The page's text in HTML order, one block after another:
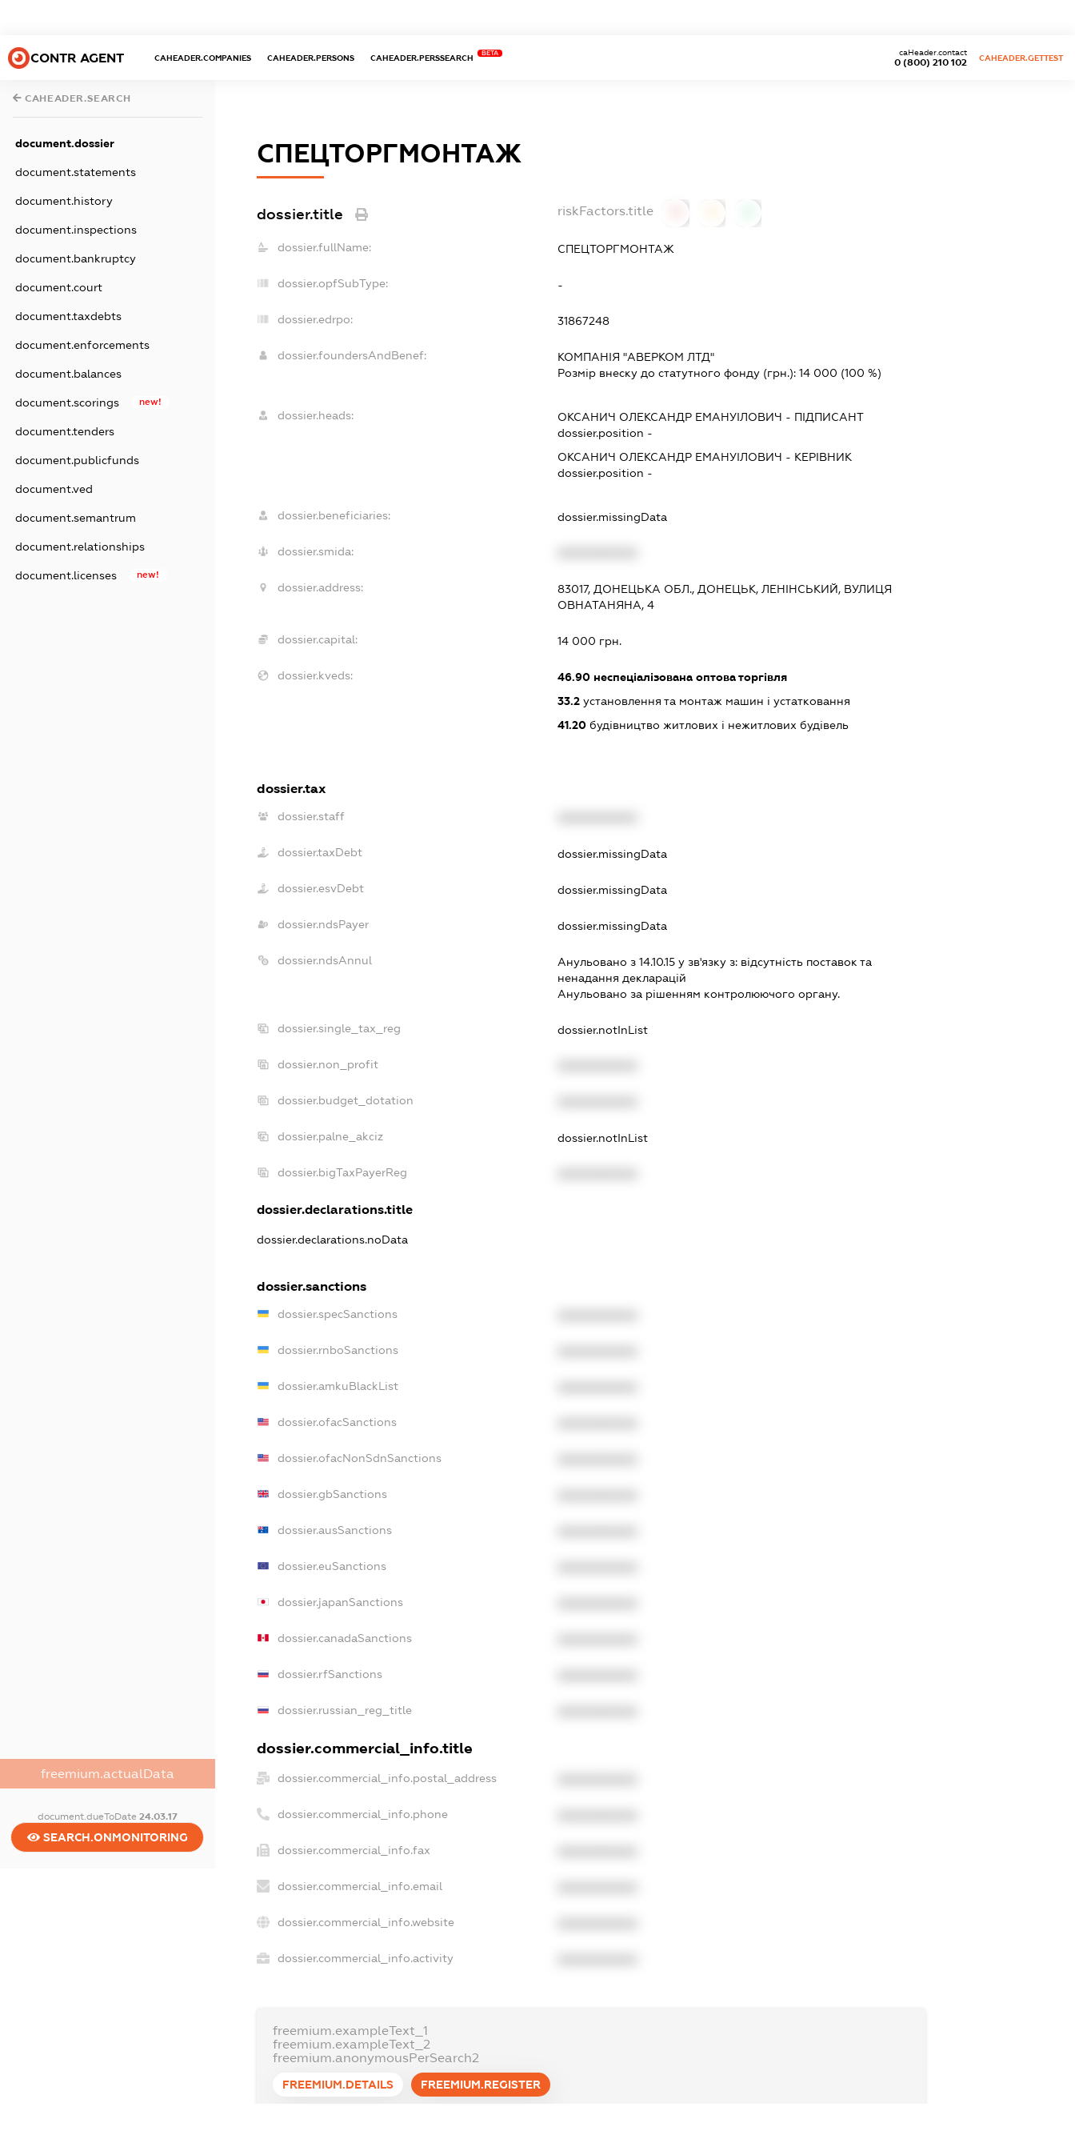
CONTR AGENT CAHEADER.COMPANIES CAHEADER.PERSONS CAHEADER.PERSSEARCH
BETA
0 (800) 210 102
caHeader.contact
CAHEADER.GETTEST
CAHEADER.SEARCH
document.dossier
document.statements
document.history
document.inspections
document.bankruptcy
document.court
document.taxdebts
document.enforcements
document.balances
document.scorings new!
document.tenders
document.publicfunds
document.ved
document.semantrum
document.relationships
document.licenses new!
freemium.actualData
document.dueToDate 24.03.17
SEARCH.ONMONITORING
СПЕЦТОРГМОНТАЖ
dossier.title riskFactors.title
dossier.fullName: СПЕЦТОРГМОНТАЖ
dossier.opfSubType: -
dossier.edrpo: 31867248
dossier.foundersAndBenef:
КОМПАНІЯ "АВЕРКОМ ЛТД"
Розмір внеску до статутного фонду (грн.):14 000 (100 %)
dossier.heads: ОКСАНИЧ ОЛЕКСАНДР ЕМАНУІЛОВИЧ - ПІДПИСАНТ
dossier.position -
ОКСАНИЧ ОЛЕКСАНДР ЕМАНУІЛОВИЧ - КЕРІВНИК
dossier.position -
dossier.beneficiaries: dossier.missingData
dossier.smida:
dossier.address:
83017, ДОНЕЦЬКА ОБЛ., ДОНЕЦЬК, ЛЕНІНСЬКИЙ, ВУЛИЦЯ
ОВНАТАНЯНА, 4
dossier.capital: 14 000 грн.
dossier.kveds: 46.90 неспеціалізована оптова торгівля
33.2 установлення та монтаж машин і устатковання
41.20 будівництво житлових і нежитлових будівель
dossier.tax
dossier.staff
dossier.taxDebt dossier.missingData
dossier.esvDebt dossier.missingData
dossier.ndsPayer dossier.missingData
dossier.ndsAnnul Анульовано з 14.10.15 у зв'язку з: вiдсутнiсть поставок та
ненадання декларацiй
Анульовано за рiшенням контролюючого органу.
dossier.single_tax_reg dossier.notInList
dossier.non_profit
dossier.budget_dotation
dossier.palne_akciz dossier.notInList
dossier.bigTaxPayerReg
dossier.declarations.title
dossier.declarations.noData
dossier.sanctions
dossier.specSanctions
dossier.rnboSanctions
dossier.amkuBlackList
dossier.ofacSanctions
dossier.ofacNonSdnSanctions
dossier.gbSanctions
dossier.ausSanctions
dossier.euSanctions
dossier.japanSanctions
dossier.canadaSanctions
dossier.rfSanctions
dossier.russian_reg_title
dossier.commercial_info.title
dossier.commercial_info.postal_address
dossier.commercial_info.phone
dossier.commercial_info.fax
dossier.commercial_info.email
dossier.commercial_info.website
dossier.commercial_info.activity
freemium.exampleText_1
freemium.exampleText_2
freemium.anonymousPerSearch2
FREEMIUM.DETAILS FREEMIUM.REGISTER